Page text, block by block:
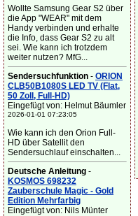
Wollte Samsung Gear S2 über
die App "WEAR" mit dem
Handy verbinden und erhalte
die Info, dass Gear S2 zu alt
sei. Wie kann ich trotzdem
weiter nutzen? MfG...
Sendersuchfunktion - ORION
CLB50B1080S LED TV (Flat,
50 Zoll, Full-HD)
Eingefügt von: Helmut Bäumler
2026-01-01 07:23:05
Wie kann ich den Orion Full-
HD über Satellit den
Sendersuchlauf einschalten...
Deutsche Anleitung -
KOSMOS 698232
Zauberschule Magic - Gold
Edition Mehrfarbig
Eingefügt von: Nils Münter